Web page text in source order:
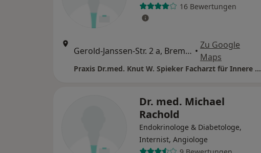
16 Bewertungen
Gerold-Janssen-Str. 2 a, Bremen •
Zu Google
Maps
Praxis Dr.med. Knut W. Spieker Facharzt für Innere Medizin
Dr. med. Michael
Rachold
Endokrinologe & Diabetologe,
Internist, Angiologe